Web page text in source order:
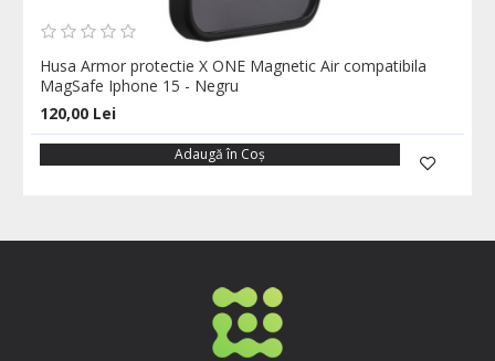
Husa Armor protectie X ONE Magnetic Air compatibila
MagSafe Iphone 15 - Negru
120,00 Lei
Adaugă în Coş